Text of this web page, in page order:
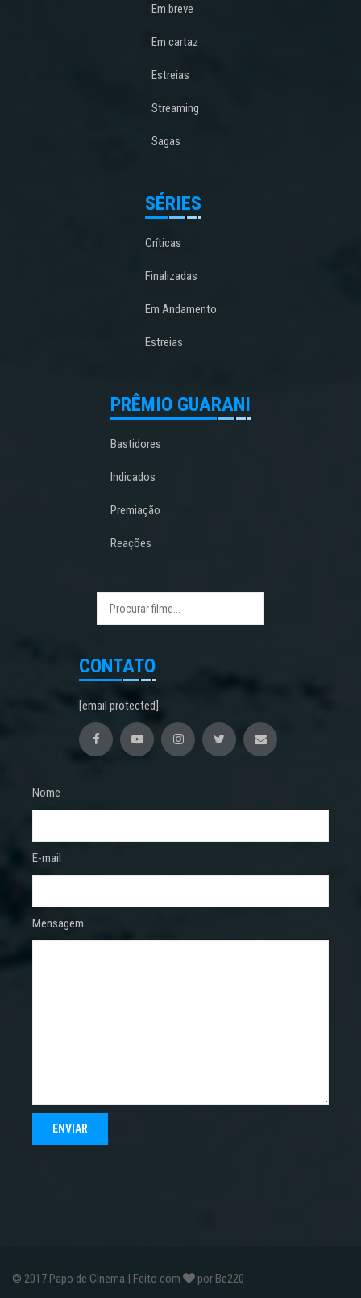
Em breve
Em cartaz
Estreias
Streaming
Sagas
SÉRIES
Críticas
Finalizadas
Em Andamento
Estreias
PRÊMIO GUARANI
Bastidores
Indicados
Premiação
Reações
CONTATO
[email protected]
Nome
E-mail
Mensagem
© 2017 Papo de Cinema | Feito com por Be220